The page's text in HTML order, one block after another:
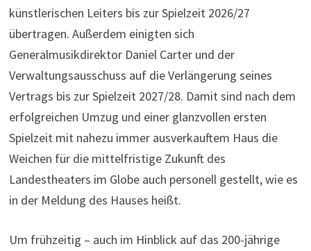
künstlerischen Leiters bis zur Spielzeit 2026/27
übertragen. Außerdem einigten sich
Generalmusikdirektor Daniel Carter und der
Verwaltungsausschuss auf die Verlängerung seines
Vertrags bis zur Spielzeit 2027/28. Damit sind nach dem
erfolgreichen Umzug und einer glanzvollen ersten
Spielzeit mit nahezu immer ausverkauftem Haus die
Weichen für die mittelfristige Zukunft des
Landestheaters im Globe auch personell gestellt, wie es
in der Meldung des Hauses heißt.
Um frühzeitig – auch im Hinblick auf das 200-jährige